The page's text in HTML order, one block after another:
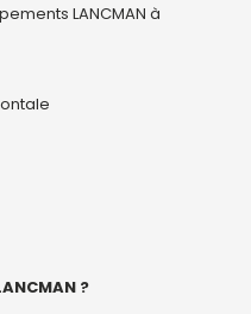
LANCMAN à
?